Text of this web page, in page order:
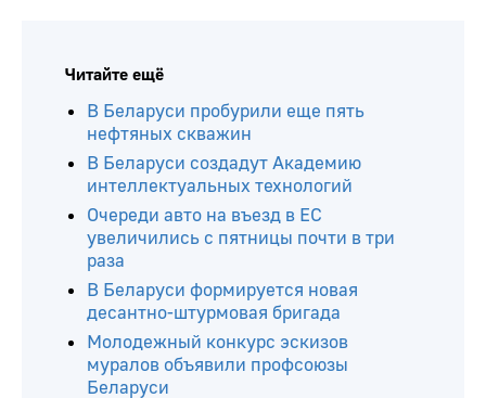
Читайте ещё
В Беларуси пробурили еще пять
нефтяных скважин
В Беларуси создадут Академию
интеллектуальных технологий
Очереди авто на въезд в ЕС
увеличились с пятницы почти в три